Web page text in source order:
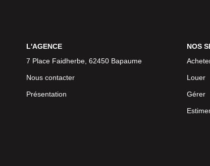
L'AGENCE
7 Place Faidherbe, 62450 Bapaume
Nous contacter
Présentation
NOS
Louer
Gérer